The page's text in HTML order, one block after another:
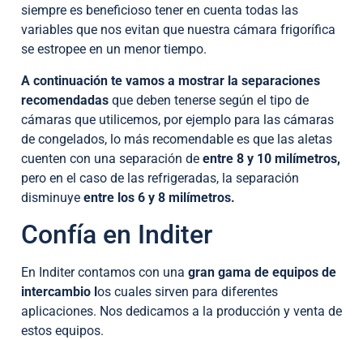
siempre es beneficioso tener en cuenta todas las
variables que nos evitan que nuestra cámara frigorífica
se estropee en un menor tiempo.
A continuación te vamos a mostrar la separaciones
recomendadas que deben tenerse según el tipo de
cámaras que utilicemos, por ejemplo para las cámaras
de congelados, lo más recomendable es que las aletas
cuenten con una separación de entre 8 y 10 milímetros,
pero en el caso de las refrigeradas, la separación
disminuye entre los 6 y 8 milímetros.
Confía en Inditer
En Inditer contamos con una gran gama de equipos de
intercambio l os cuales sirven para diferentes
aplicaciones. Nos dedicamos a la producción y venta de
estos equipos.